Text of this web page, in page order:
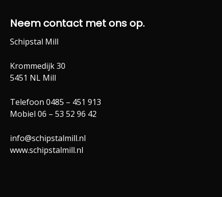
Neem contact met ons op.
Schipstal Mill
Krommedijk 30
5451 NL Mill
Telefoon 0485 – 451 913
Mobiel 06 – 53 52 96 42
info@schipstalmill.nl
www.schipstalmill.nl